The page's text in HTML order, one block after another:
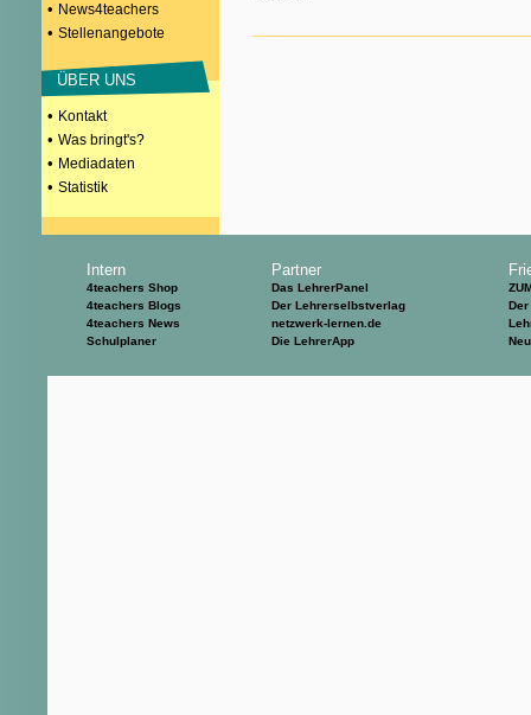
• News4teachers
• Stellenangebote
ÜBER UNS
• Kontakt
• Was bringt's?
• Mediadaten
• Statistik
Intern
4teachers Shop
4teachers Blogs
4teachers News
Schulplaner
Partner
Das LehrerPanel
Der Lehrerselbstverlag
netzwerk-lernen.de
Die LehrerApp